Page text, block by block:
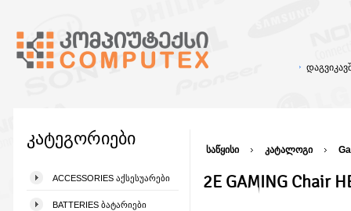
კატეგორიები
ACCESSORIES ᲐᲥᲡᲔᲡᲣᲐᲠᲔᲑᲘ
BATTERIES ᲑᲐᲢᲐᲠᲘᲔᲑᲘ
საწყისი კატალოგი
2E GAMING Chair